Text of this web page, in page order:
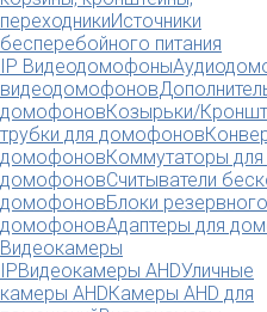
переходникиИсточники
бесперебойного питания
IP Видеодомофоны
видеодомофонов
домофоновКозырьки/
трубки для домофонов
домофоновКоммутаторы
домофоновСчитыватели
домофоновБлоки
домофоновАдаптеры для
Видеокамеры
IPВидеокамеры AHDУличные
камеры AHDКамеры AHD для